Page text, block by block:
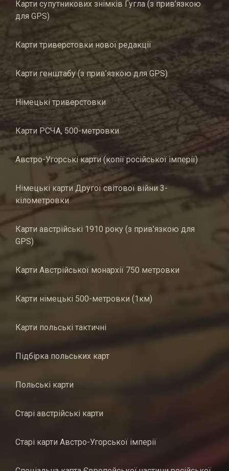
Карти супутникових знімків Гугла (з прив’язкою
для GPS)
Карти триверстовки нової редакції
Карти генштабу (з прив’язкою для GPS)
Німецькі триверстовки
Карти РСЧА, 500-метровки
Австро-Угорські карти (копії російської імперії)
Німецькі карти Другої світової війни 3-
кілометровки
Карти австрійські 1910 року (з прив’язкою для
GPS)
Карти Австрійської монархії 750 метровки
Карти німецькі 500-метровки (1км)
Карти польські тактичні
Підбірка польських карт
Польські карти
Старі австрійські карти
Старі карти Австро-Угорської імперії